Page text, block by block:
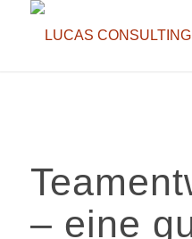
– eine